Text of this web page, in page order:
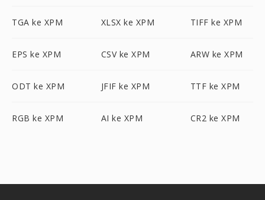
TGA ke XPM XLSX ke XPM TIFF ke XPM
EPS ke XPM CSV ke XPM ARW ke XPM
ODT ke XPM JFIF ke XPM TTF ke XPM
RGB ke XPM AI ke XPM CR2 ke XPM